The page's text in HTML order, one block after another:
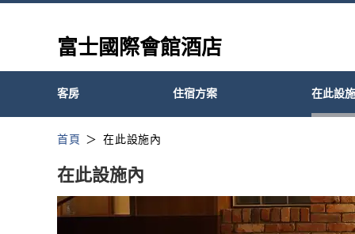
富士國際會館酒店
客房 住宿方案 在此設
首頁 在此設施內
在此設施內